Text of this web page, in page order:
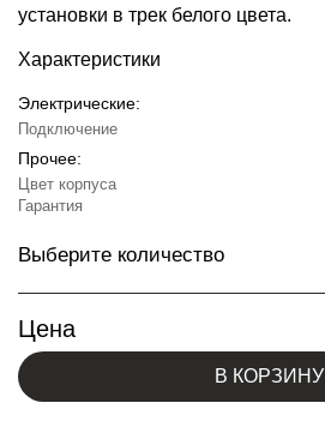
установки в трек белого цвета.
Характеристики
Электрические:
Подключение
Прочее:
Цвет корпуса
Гарантия
Выберите количество
Цена
В КОРЗИНУ